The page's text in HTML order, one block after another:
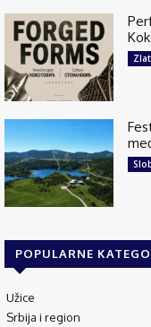
POPULARNE
Užice
Srbija i region